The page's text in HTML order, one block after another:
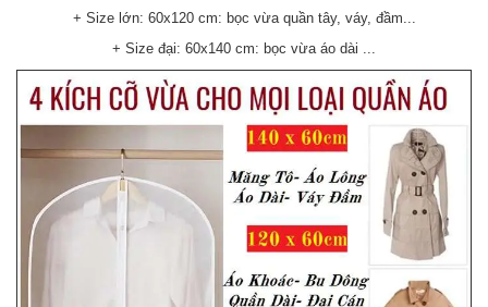
+ Size lớn: 60x120 cm: bọc vừa quần tây, váy, đầm...
+ Size đại: 60x140 cm: bọc vừa áo dài ...